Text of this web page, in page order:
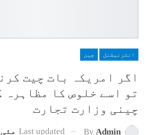
انٹرنیشنل چین
اگر امریکہ بات چیت
تو اسے خلوص کا مظاہرہ
چینی وزارت تجارت
By Admin
Last updated مئی 2, 2025